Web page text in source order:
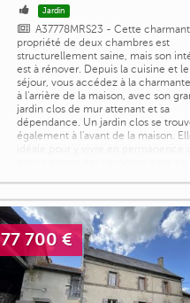
Jardin
A37778MRS23 - Cette
propriété de deux chambres est
structurellement saine, mais son
est à rénover. Depuis la cuisine et le
séjour, vous accédez à la
à l'arrière de la maison, avec son
jardin clos de mur attenant et sa
dépendance. Un jardin clos se
également à l'avant de la maison.
77 700 €